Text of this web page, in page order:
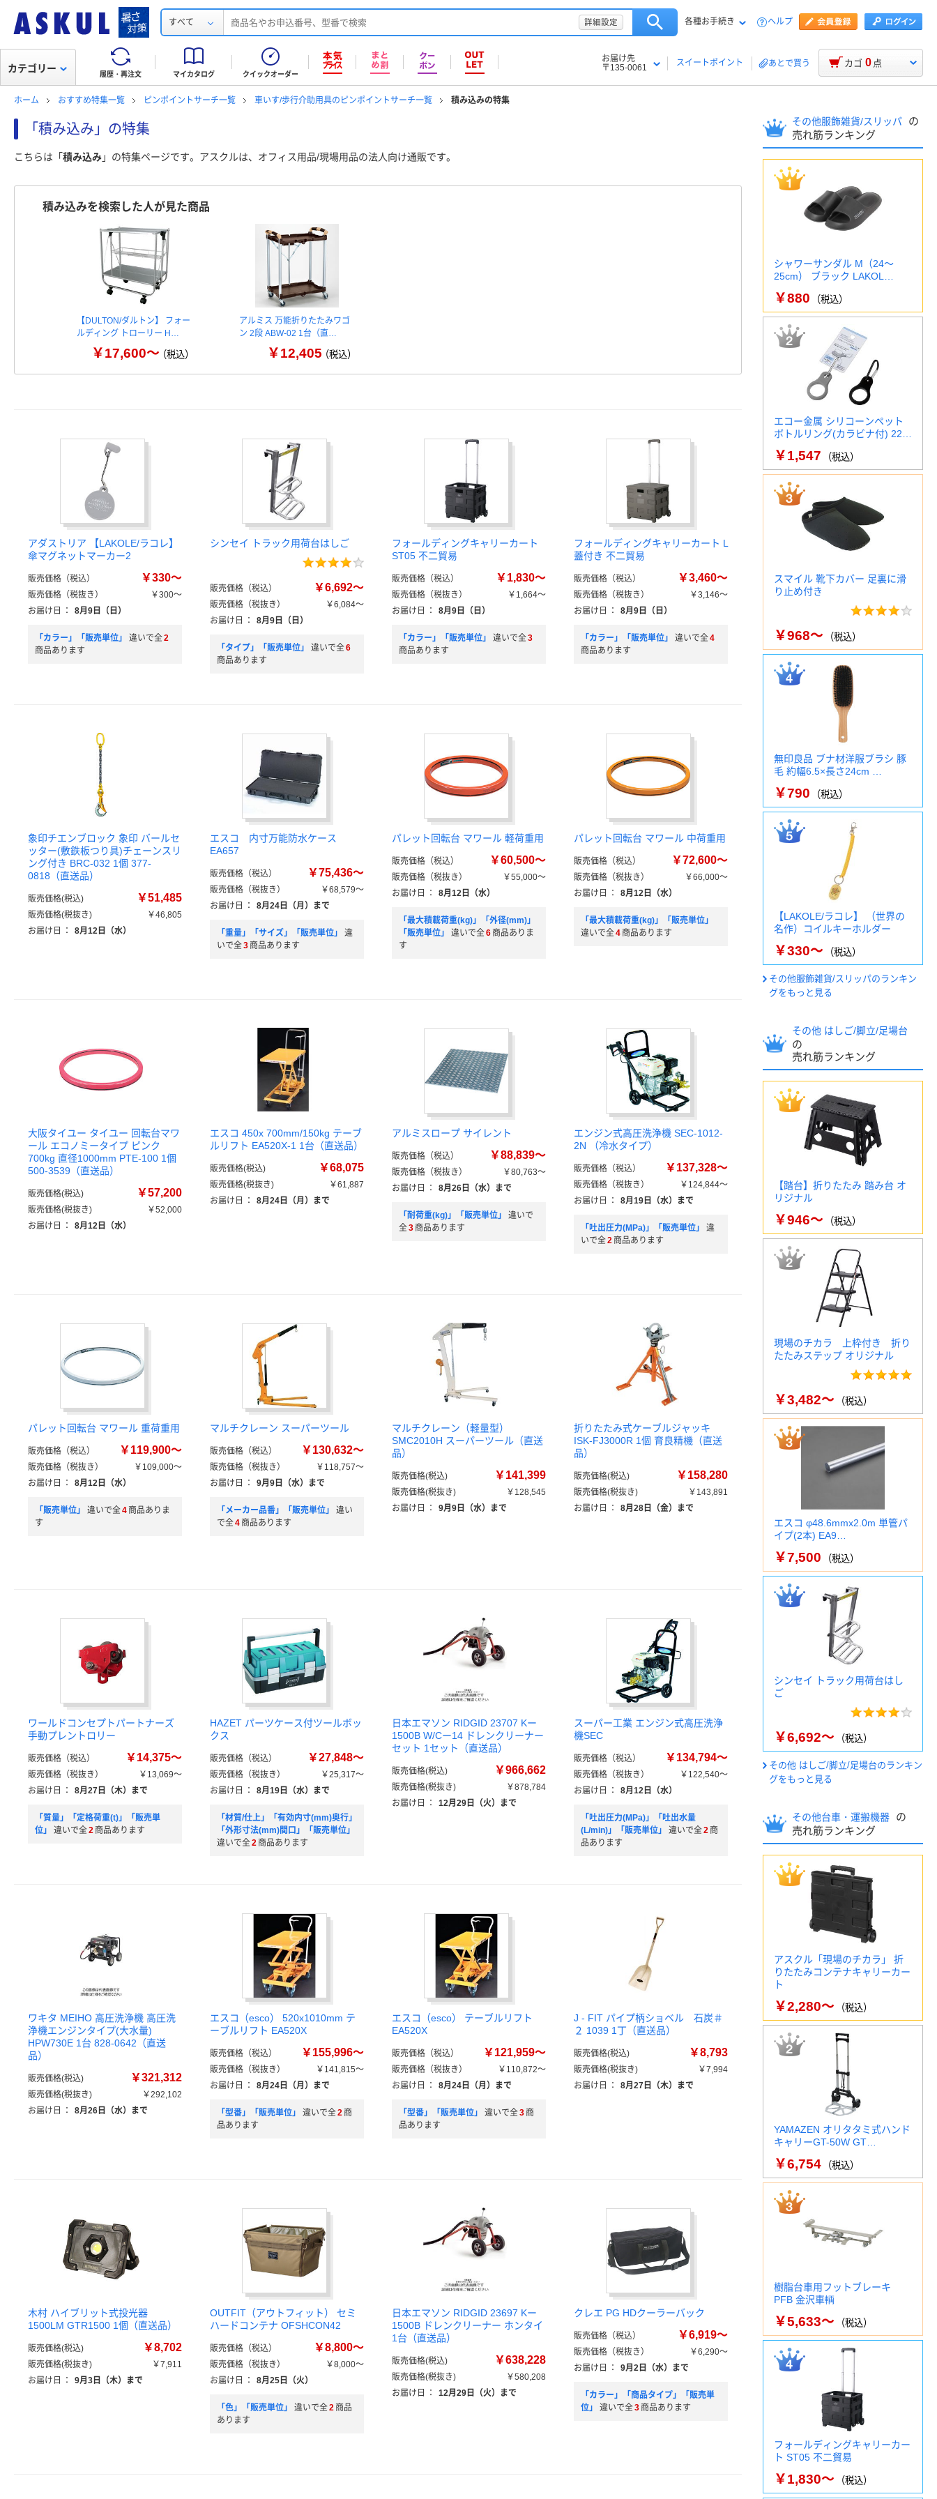
すべて 詳細設定 各種お手続き ヘルプ
履歴・再注文 マイカタログ クイックオーダー
お届け先
〒135-0061
スイートポイント あとで買う
カテゴリー カゴ 0 点
ホーム おすすめ特集一覧 ピンポイントサーチ一覧 車いす/歩行介助用具のピンポイントサーチ一覧 積み込みの特集
「積み込み」の特集
こちらは「積み込み」の特集ページです。アスクルは、オフィス用品/現場用品の法人向け通販です。
積み込みを検索した人が見た商品
【DULTON/ダルトン】 フォー
ルディング トローリー H…
￥17,600～（税込）
アルミス 万能折りたたみワゴ
ン 2段 ABW-02 1台（直…
￥12,405（税込）
アダストリア 【LAKOLE/ラコレ】
傘マグネットマーカー2
販売価格（税込） ￥330～
販売価格（税抜き）
￥300～
お届け日
： 8月9日（日）
「カラー」「販売単位」 違いで全2
商品あります
シンセイ トラック用荷台はしご
販売価格（税込） ￥6,692～
販売価格（税抜き）
￥6,084～
お届け日
： 8月9日（日）
「タイプ」「販売単位」 違いで全6
商品あります
フォールディングキャリーカート
ST05 不二貿易
販売価格（税込） ￥1,830～
販売価格（税抜き）
￥1,664～
お届け日
： 8月9日（日）
「カラー」「販売単位」 違いで全3
商品あります
フォールディングキャリーカート L
蓋付き 不二貿易
販売価格（税込） ￥3,460～
販売価格（税抜き）
￥3,146～
お届け日
： 8月9日（日）
「カラー」「販売単位」 違いで全4
商品あります
象印チエンブロック 象印 バールセ
ッター(敷鉄板つり具)チェーンスリ
ング付き BRC-032 1個 377-
0818（直送品）
販売価格(税込) ￥51,485
販売価格(税抜き)
￥46,805
お届け日
： 8月12日（水）
エスコ 内寸万能防水ケース
EA657
販売価格（税込） ￥75,436～
販売価格（税抜き）
￥68,579～
お届け日
： 8月24日（月）まで
「重量」「サイズ」「販売単位」
違
いで全3 商品あります
パレット回転台 マワール 軽荷重用
販売価格（税込） ￥60,500～
販売価格（税抜き）
￥55,000～
お届け日
： 8月12日（水）
「最大積載荷重(kg)」「外径(mm)」
「販売単位」
違いで全6 商品ありま
す
パレット回転台 マワール 中荷重用
販売価格（税込） ￥72,600～
販売価格（税抜き）
￥66,000～
お届け日
： 8月12日（水）
「最大積載荷重(kg)」「販売単位」
違いで全4 商品あります
大阪タイユー タイユー 回転台マワ
ール エコノミータイプ ピンク
700kg 直径1000mm PTE-100 1個
500-3539（直送品）
販売価格(税込) ￥57,200
販売価格(税抜き)
￥52,000
お届け日
： 8月12日（水）
エスコ 450x 700mm/150kg テーブ
ルリフト EA520X-1 1台（直送品）
販売価格(税込) ￥68,075
販売価格(税抜き)
￥61,887
お届け日
： 8月24日（月）まで
アルミスロープ サイレント
販売価格（税込） ￥88,839～
販売価格（税抜き）
￥80,763～
お届け日
： 8月26日（水）まで
「耐荷重(kg)」「販売単位」
違いで
全3 商品あります
エンジン式高圧洗浄機 SEC-1012-
2N （冷水タイプ）
販売価格（税込） ￥137,328～
販売価格（税抜き）
￥124,844～
お届け日
： 8月19日（水）まで
「吐出圧力(MPa)」「販売単位」
違
いで全2 商品あります
パレット回転台 マワール 重荷重用
販売価格（税込） ￥119,900～
販売価格（税抜き）
￥109,000～
お届け日
： 8月12日（水）
「販売単位」 違いで全4 商品ありま
す
マルチクレーン スーパーツール
販売価格（税込） ￥130,632～
販売価格（税抜き）
￥118,757～
お届け日
： 9月9日（水）まで
「メーカー品番」「販売単位」
違い
で全4 商品あります
マルチクレーン（軽量型）
SMC2010H スーパーツール（直送
品）
販売価格(税込) ￥141,399
販売価格(税抜き)
￥128,545
お届け日
： 9月9日（水）まで
折りたたみ式ケーブルジャッキ
ISK-FJ3000R 1個 育良精機（直送
品）
販売価格(税込) ￥158,280
販売価格(税抜き)
￥143,891
お届け日
： 8月28日（金）まで
ワールドコンセプトパートナーズ
手動プレントロリー
販売価格（税込） ￥14,375～
販売価格（税抜き）
￥13,069～
お届け日
： 8月27日（木）まで
「質量」「定格荷重(t)」「販売単
位」
違いで全2 商品あります
HAZET パーツケース付ツールボッ
クス
販売価格（税込） ￥27,848～
販売価格（税抜き）
￥25,317～
お届け日
： 8月19日（水）まで
「材質/仕上」「有効内寸(mm)奥行」
「外形寸法(mm)間口」「販売単位」
違いで全2 商品あります
日本エマソン RIDGID 23707 Kー
1500B W/Cー14 ドレンクリーナー
セット 1セット（直送品）
販売価格(税込) ￥966,662
販売価格(税抜き)
￥878,784
お届け日
： 12月29日（火）まで
スーパー工業 エンジン式高圧洗浄
機SEC
販売価格（税込） ￥134,794～
販売価格（税抜き）
￥122,540～
お届け日
： 8月12日（水）
「吐出圧力(MPa)」「吐出水量
(L/min)」「販売単位」
違いで全2 商
品あります
ワキタ MEIHO 高圧洗浄機 高圧洗
浄機エンジンタイプ(大水量)
HPW730E 1台 828-0642（直送
品）
販売価格(税込) ￥321,312
販売価格(税抜き)
￥292,102
お届け日
： 8月26日（水）まで
エスコ（esco） 520x1010mm テ
ーブルリフト EA520X
販売価格（税込） ￥155,996～
販売価格（税抜き）
￥141,815～
お届け日
： 8月24日（月）まで
「型番」「販売単位」 違いで全2 商
品あります
エスコ（esco） テーブルリフト
EA520X
販売価格（税込） ￥121,959～
販売価格（税抜き）
￥110,872～
お届け日
： 8月24日（月）まで
「型番」「販売単位」 違いで全3 商
品あります
J - FIT パイプ柄ショベル 石炭＃
２ 1039 1丁（直送品）
販売価格(税込) ￥8,793
販売価格(税抜き)
￥7,994
お届け日
： 8月27日（木）まで
木村 ハイブリット式投光器
1500LM GTR1500 1個（直送品）
販売価格(税込) ￥8,702
販売価格(税抜き)
￥7,911
お届け日
： 9月3日（木）まで
OUTFIT（アウトフィット） セミ
ハードコンテナ OFSHCON42
販売価格（税込） ￥8,800～
販売価格（税抜き）
￥8,000～
お届け日
： 8月25日（火）
「色」「販売単位」 違いで全2 商品
あります
日本エマソン RIDGID 23697 Kー
1500B ドレンクリーナー ホンタイ
1台（直送品）
販売価格(税込) ￥638,228
販売価格(税抜き)
￥580,208
お届け日
： 12月29日（火）まで
クレエ PG HDクーラーバック
販売価格（税込） ￥6,919～
販売価格（税抜き）
￥6,290～
お届け日
： 9月2日（水）まで
「カラー」「商品タイプ」「販売単
位」
違いで全3 商品あります
その他服飾雑貨/スリッパ
の
売れ筋ランキング
シャワーサンダル M（24～
25cm） ブラック LAKOL…
￥880 （税込）
エコー金属 シリコーンペット
ボトルリング(カラビナ付) 22…
￥1,547 （税込）
スマイル 靴下カバー 足裏に滑
り止め付き
￥968～ （税込）
無印良品 ブナ材洋服ブラシ 豚
毛 約幅6.5×長さ24cm …
￥790 （税込）
【LAKOLE/ラコレ】 （世界の
名作）コイルキーホルダー
￥330～ （税込）
その他服飾雑貨/スリッパのランキン
グをもっと見る
その他 はしご/脚立/足場台
の
売れ筋ランキング
【踏台】折りたたみ 踏み台 オ
リジナル
￥946～ （税込）
現場のチカラ 上枠付き 折り
たたみステップ オリジナル
￥3,482～ （税込）
エスコ φ48.6mmx2.0m 単管パ
イプ(2本) EA9…
￥7,500 （税込）
シンセイ トラック用荷台はし
ご
￥6,692～ （税込）
その他 はしご/脚立/足場台のランキン
グをもっと見る
その他台車・運搬機器
の
売れ筋ランキング
アスクル「現場のチカラ」 折
りたたみコンテナキャリーカー
ト
￥2,280～ （税込）
YAMAZEN オリタタミ式ハンド
キャリーGT-50W GT…
￥6,754 （税込）
樹脂台車用フットブレーキ
PFB 金沢車輌
￥5,633～ （税込）
フォールディングキャリーカー
ト ST05 不二貿易
￥1,830～ （税込）